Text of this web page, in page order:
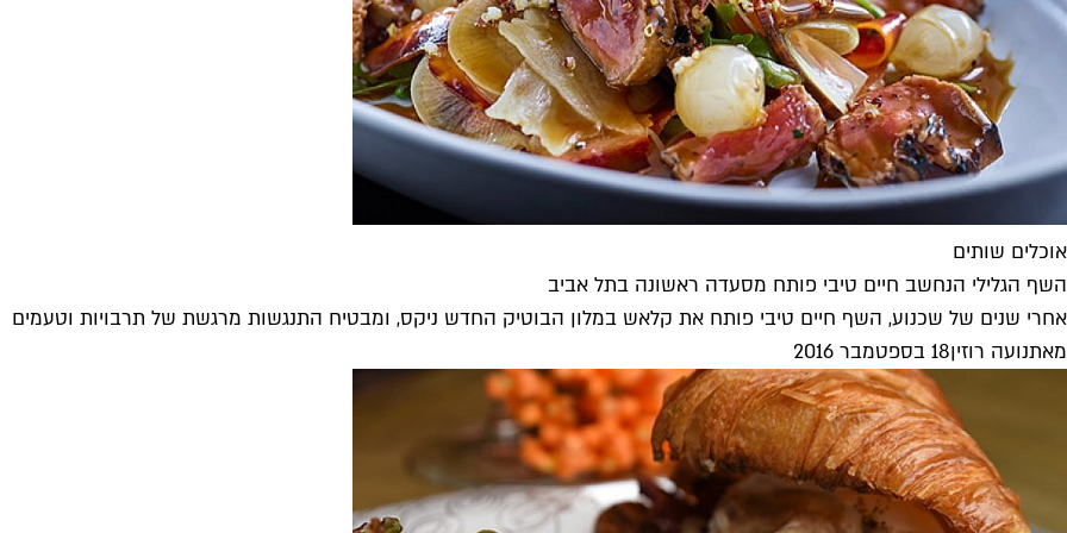
אוכלים שותים
השף הגלילי הנחשב חיים טיבי פותח מסעדה ראשונה בתל אביב
אחרי שנים של שכנוע, השף חיים טיבי פותח את קלאש במלון הבוטיק החדש ניקס, ומבטיח התנגשות מרגשת של תרבויות וטעמים
מאתנועה רוזין18 בספטמבר 2016